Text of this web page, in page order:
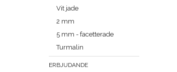
Vit jade
2 mm
5 mm - facetterade
Turmalin
ERBJUDANDE